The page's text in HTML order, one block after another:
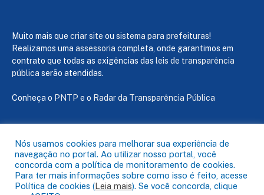
Muito mais que criar site ou sistema para prefeituras!
Realizamos uma assessoria completa, onde garantimos em
contrato que todas as exigências das leis de transparência
pública serão atendidas.
Conheça o PNTP e o Radar da Transparência Pública
Todos os direitos reservados a Câmara de Capanema
Mapa do Site
Acessar Área Administrativa
Nós usamos cookies para melhorar sua experiência de
navegação no portal. Ao utilizar nosso portal, você
concorda com a política de monitoramento de cookies.
Para ter mais informações sobre como isso é feito, acesse
Política de cookies (Leia mais). Se você concorda, clique